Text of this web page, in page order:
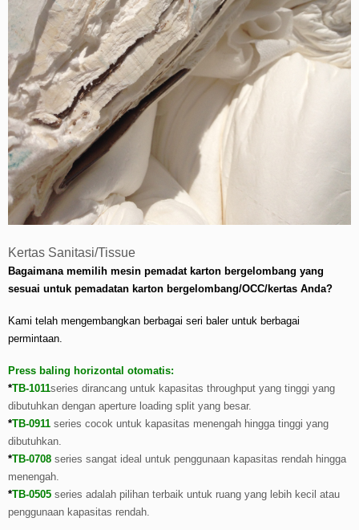
Kertas Sanitasi/Tissue
Bagaimana memilih mesin pemadat karton bergelombang yang
sesuai untuk pemadatan karton bergelombang/OCC/kertas Anda?
Kami telah mengembangkan berbagai seri baler untuk berbagai
permintaan.
Press baling horizontal otomatis:
*TB-1011series dirancang untuk kapasitas throughput yang tinggi yang
dibutuhkan dengan aperture loading split yang besar.
*TB-0911 series cocok untuk kapasitas menengah hingga tinggi yang
dibutuhkan.
*TB-0708 series sangat ideal untuk penggunaan kapasitas rendah hingga
menengah.
*TB-0505 series adalah pilihan terbaik untuk ruang yang lebih kecil atau
penggunaan kapasitas rendah.